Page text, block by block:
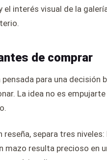
el interés visual de la
de comprar
para una
La idea no es
separa tres
mazo resulta precioso